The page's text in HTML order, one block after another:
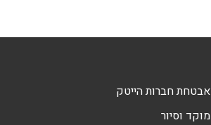
אבטחת חברות הייטק
מוקד וסיור